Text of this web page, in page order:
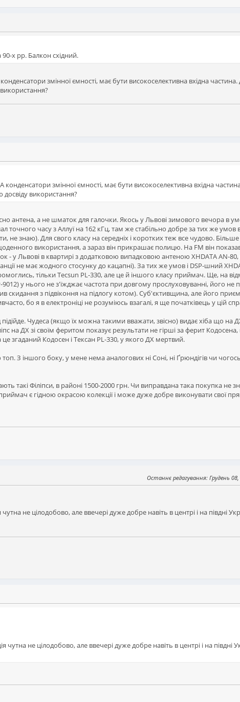
х рр. Балкон східний.
змінної ємності, має бути високоселективна вхідна
змінної ємності, має бути високоселективна вхідна
використання?
антена, а не шматок для галочки. Якось у Львові зимового вечора в
точного часу з Аллуї на 162 кГц, там же стабільно добре за тих же
не знаю). Для свого класу на середніх і коротких теж все чудово.
використання, а зараз він прикрашає полицю. На FM він
- у Львові в квартирі з додатковою випадковою антеною XHDATA AN-
не має жодного стосунку до кацапні). За тих же умов і DSP-шний
тільки Tecsun PL-330, але це й іншого класу приймач. Ще, на
у нього не з'їжджає частота при довгому прослуховуванні, його не
з підвіконня на підлогу котом). Суб'єктивщина, але його
бо я в електроніці не розуміюсь взагалі, я ще початківець у цій
Чудеса (якщо їх можна такими вважати, звісно) видає хіба що на
на ДХ зі своїм феритом показує результати не гірші за ферит
згаданий Кодосен і Тексан PL-330, у якого ДХ мертвий.
З іншого боку, у мене нема аналогових ні Соні, ні Ґрюндігів чи
такі Філіпси, в районі 1500-2000 грн. Чи виправдана така покупка не
є гідною окрасою колекції і може дуже добре виконувати свої
Останнє редагування: Грудень
не цілодобово, але ввечері дуже добре навіть в центрі і на півдні
чутна не цілодобово, але ввечері дуже добре навіть в центрі і на півдні